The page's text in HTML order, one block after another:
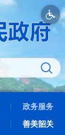
政务服务
善美韶关